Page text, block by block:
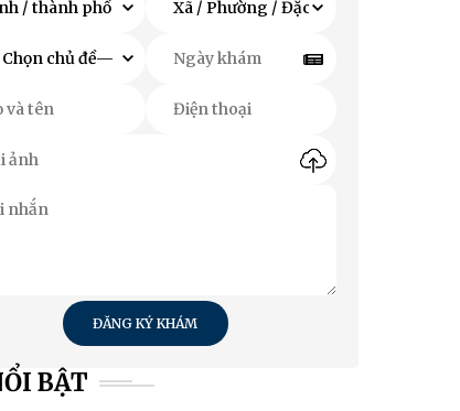
ĐĂNG KÝ KHÁM
BẬT